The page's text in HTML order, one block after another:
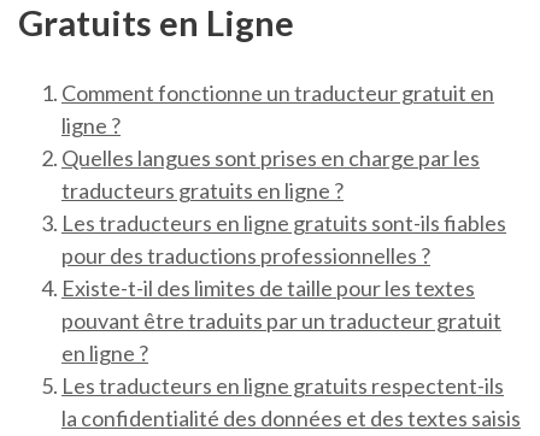
Gratuits en Ligne
Comment fonctionne un traducteur gratuit en
ligne ?
Quelles langues sont prises en charge par les
traducteurs gratuits en ligne ?
Les traducteurs en ligne gratuits sont-ils fiables
pour des traductions professionnelles ?
Existe-t-il des limites de taille pour les textes
pouvant être traduits par un traducteur gratuit
en ligne ?
Les traducteurs en ligne gratuits respectent-ils
la confidentialité des données et des textes saisis